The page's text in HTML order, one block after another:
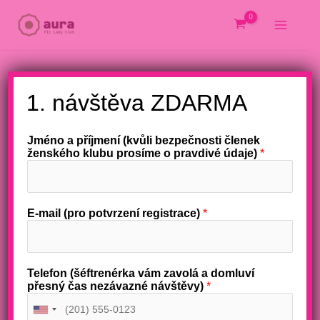
1. návštěva ZDARMA
Jméno a příjmení (kvůli bezpečnosti členek
ženského klubu prosíme o pravdivé údaje)*
E-mail (pro potvrzení registrace)*
Telefon (šéftrenérka vám zavolá a domluví
přesný čas nezávazné návštěvy)*
X